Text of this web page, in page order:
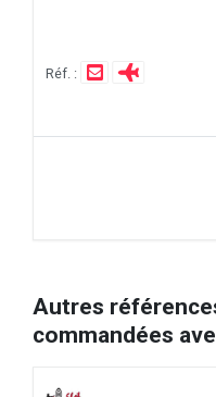
Réf. :
Autres
commandées